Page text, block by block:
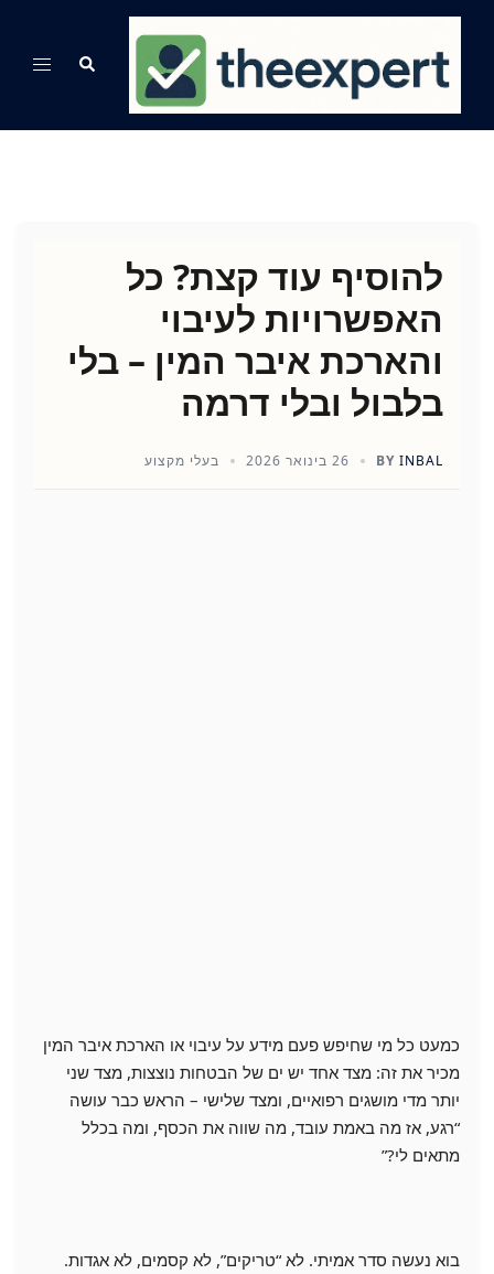
content
Search
Toggle
להוסיף עוד קצת? כל
האפשרויות לעיבוי
והארכת איבר המין – בלי
בלבול ובלי דרמה
BY INBAL 26 בינואר 2026 בעלי מקצוע
כמעט כל מי שחיפש פעם מידע על עיבוי או הארכת איבר המין
מכיר את זה: מצד אחד יש ים של הבטחות נוצצות, מצד שני
יותר מדי מושגים רפואיים, ומצד שלישי – הראש כבר עושה
“רגע, אז מה באמת עובד, מה שווה את הכסף, ומה בכלל
מתאים לי?”
בוא נעשה סדר אמיתי. לא “טריקים”, לא קסמים, לא אגדות.